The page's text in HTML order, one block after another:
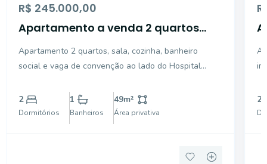
R$ 245.000,00
Apartamento a venda 2 quartos
Apartamento 2 quartos, sala, cozinha, banheiro
social e vaga de convenção ao lado do Hospital
Imóvel com pintura nova, esquadrias de alumínio,
piso laminado e rodapé. O jardim do condomínio é
2
Dormitórios
1
Banheiros
49m²
Área privativa
2